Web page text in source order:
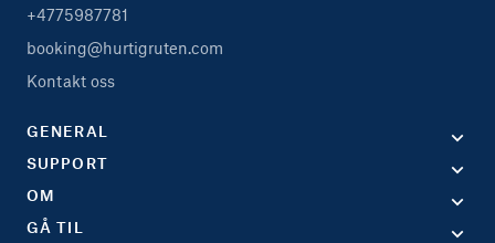
+4775987781
booking@hurtigruten.com
Kontakt oss
GENERAL
SUPPORT
OM
GÅ TIL